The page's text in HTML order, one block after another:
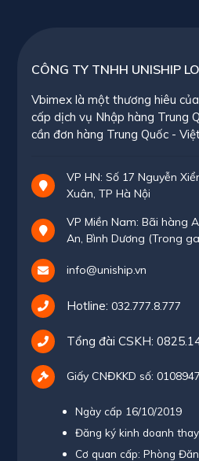
CÔNG TY TNHH UNISHIP
Vbimex là một thương hiêu
cấp dịch vụ Nhập hàng Trung
cần đơn hàng Trung Quốc -
VP HN: Số 17 Nguyễn
Xuân, TP Hà Nội
VP Miền Nam: Bãi hàng
An, Bình Dương (Trong
info@uniship.vn
Hotline: 032.777.8.777
Tổng đài CSKH:
Giấy CNĐKKD số:
Ngày cấp 16/10/2019
Đăng ký kinh doanh
Cơ quan cấp: Phòng